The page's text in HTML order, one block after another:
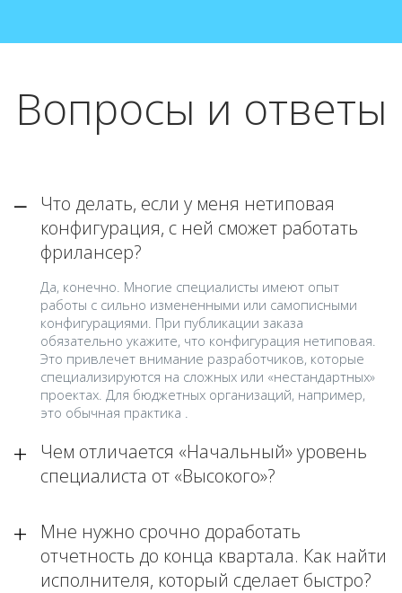
Вопросы и ответы
Что делать, если у меня нетиповая
конфигурация, с ней сможет работать
фрилансер?
Да, конечно. Многие специалисты имеют опыт
работы с сильно измененными или самописными
конфигурациями. При публикации заказа
обязательно укажите, что конфигурация нетиповая.
Это привлечет внимание разработчиков, которые
специализируются на сложных или «нестандартных»
проектах. Для бюджетных организаций, например,
это обычная практика .
Чем отличается «Начальный» уровень
специалиста от «Высокого»?
Мне нужно срочно доработать
отчетность до конца квартала. Как найти
исполнителя, который сделает быстро?